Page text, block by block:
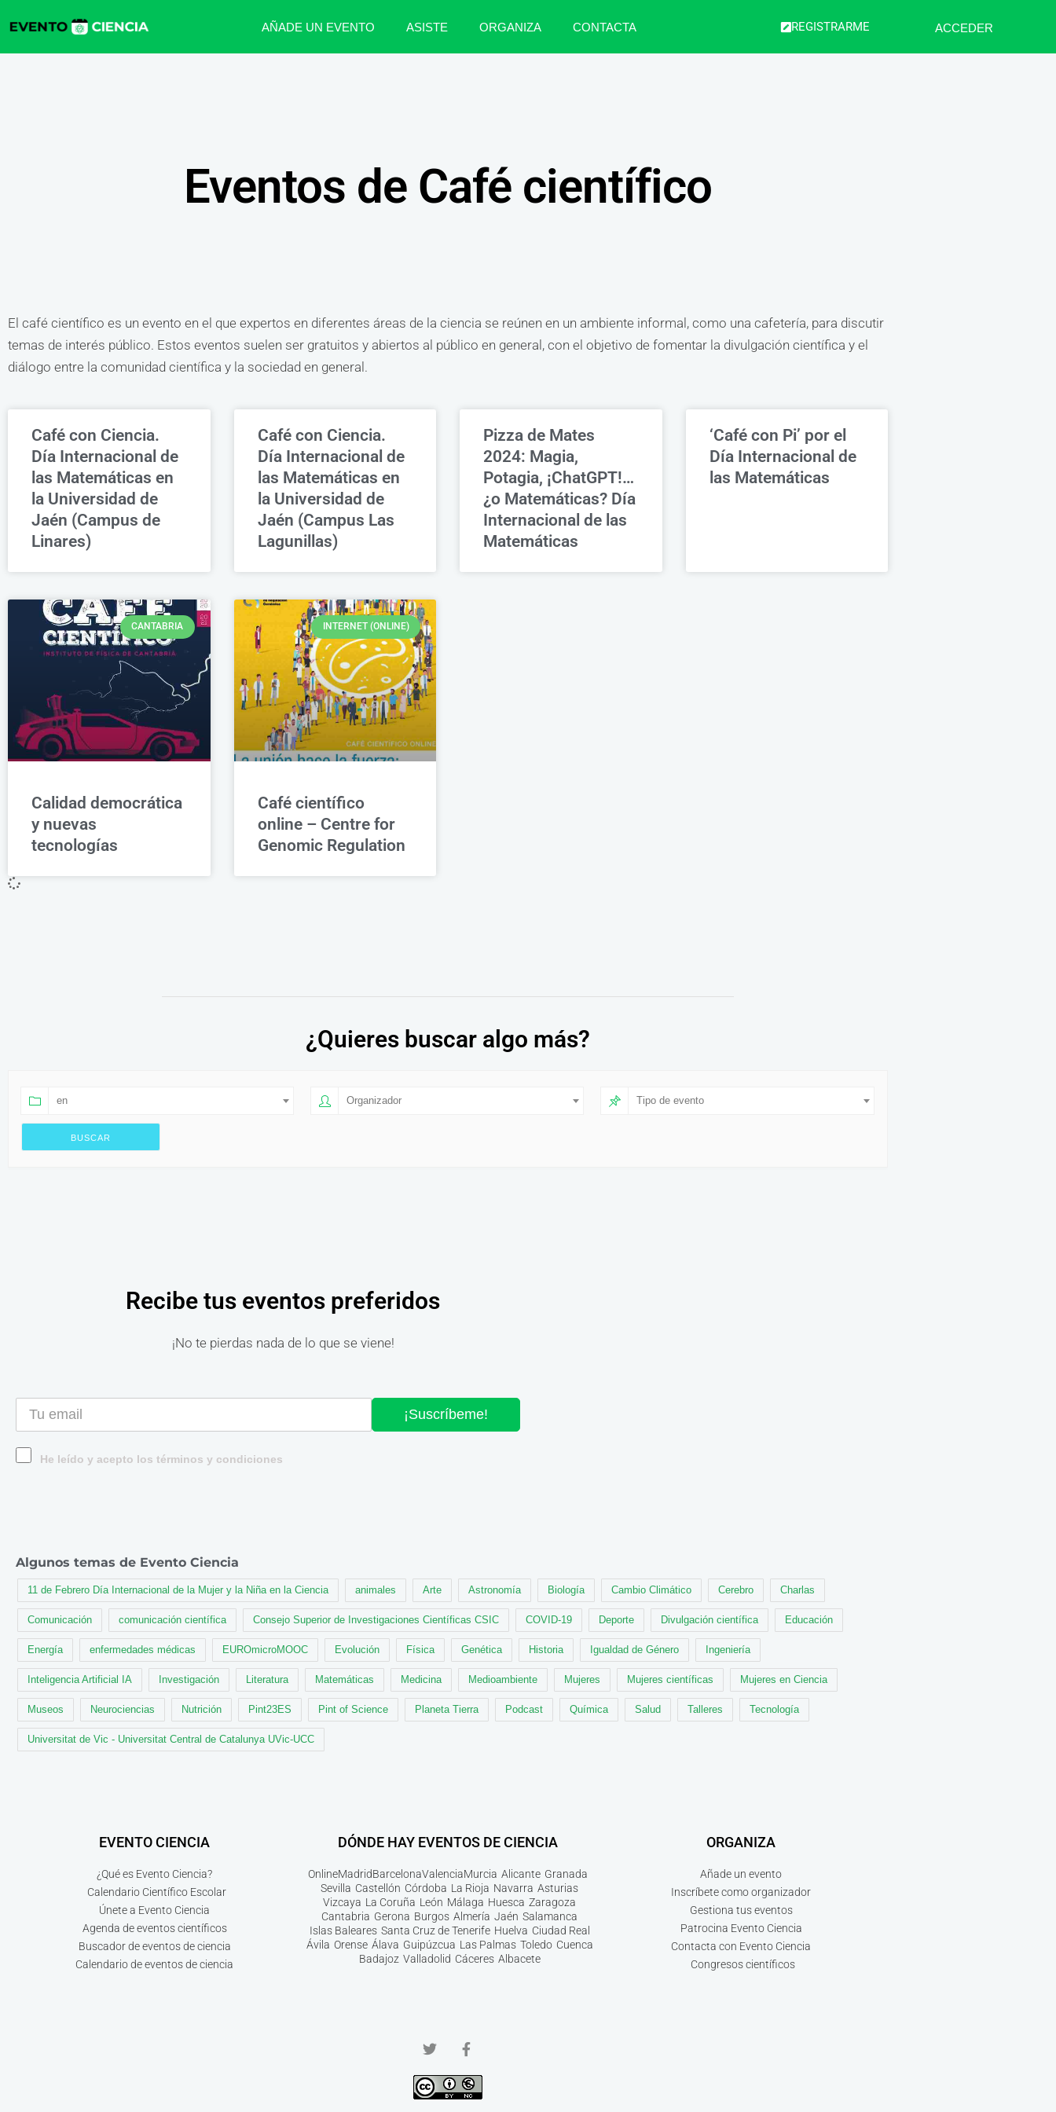
AÑADE UN EVENTO ASISTE ORGANIZA CONTACTA REGISTRARME ACCEDER
Eventos de Café científico
El café científico es un evento en el que expertos en diferentes áreas de la ciencia se reúnen en un ambiente informal, como una cafetería, para discutir
temas de interés público. Estos eventos suelen ser gratuitos y abiertos al público en general, con el objetivo de fomentar la divulgación científica y el
diálogo entre la comunidad científica y la sociedad en general.
Café con Ciencia.
Día Internacional de
las Matemáticas en
la Universidad de
Jaén (Campus de
Linares)
Café con Ciencia.
Día Internacional de
las Matemáticas en
la Universidad de
Jaén (Campus Las
Lagunillas)
Pizza de Mates
2024: Magia,
Potagia, ¡ChatGPT!…
¿o Matemáticas? Día
Internacional de las
Matemáticas
‘Café con Pi’ por el
Día Internacional de
las Matemáticas
CANTABRIA
Calidad democrática
y nuevas
tecnologías
INTERNET (ONLINE)
Café científico
online – Centre for
Genomic Regulation
¿Quieres buscar algo más?
en Organizador Tipo de evento
Recibe tus eventos preferidos
¡No te pierdas nada de lo que se viene!
¡Suscríbeme!
He leído y acepto los términos y condiciones
Algunos temas de Evento Ciencia
11 de Febrero Día Internacional de la Mujer y la Niña en la Ciencia animales Arte Astronomía Biología Cambio Climático Cerebro Charlas
Comunicación comunicación científica Consejo Superior de Investigaciones Científicas CSIC COVID-19 Deporte Divulgación científica Educación
Energía enfermedades médicas EUROmicroMOOC Evolución Física Genética Historia Igualdad de Género Ingeniería
Inteligencia Artificial IA Investigación Literatura Matemáticas Medicina Medioambiente Mujeres Mujeres científicas Mujeres en Ciencia
Museos Neurociencias Nutrición Pint23ES Pint of Science Planeta Tierra Podcast Química Salud Talleres Tecnología
Universitat de Vic - Universitat Central de Catalunya UVic-UCC
EVENTO CIENCIA
¿Qué es Evento Ciencia?
Calendario Científico Escolar
Únete a Evento Ciencia
Agenda de eventos científicos
Buscador de eventos de ciencia
Calendario de eventos de ciencia
DÓNDE HAY EVENTOS DE CIENCIA
OnlineMadridBarcelonaValenciaMurcia Alicante Granada
Sevilla Castellón Córdoba La Rioja Navarra Asturias
Vizcaya La Coruña León Málaga Huesca Zaragoza
Cantabria Gerona Burgos Almería Jaén Salamanca
Islas Baleares Santa Cruz de Tenerife Huelva Ciudad Real
Ávila Orense Álava Guipúzcua Las Palmas Toledo Cuenca
Badajoz Valladolid Cáceres Albacete
ORGANIZA
Añade un evento
Inscríbete como organizador
Gestiona tus eventos
Patrocina Evento Ciencia
Contacta con Evento Ciencia
Congresos científicos